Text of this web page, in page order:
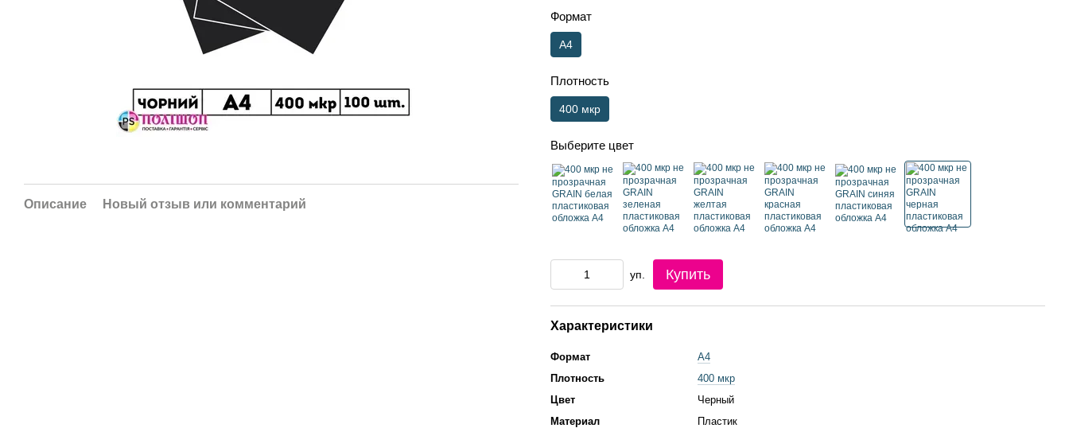
Описание Новый отзыв или комментарий
Формат
А4
Плотность
400 мкр
Выберите цвет
уп. Купить
Характеристики
Формат
А4
Плотность
400 мкр
Цвет
Черный
Материал
Пластик